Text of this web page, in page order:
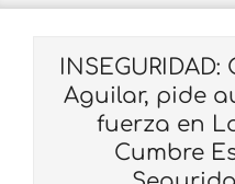
Aguilar, pide
fuerza en
Cumbre